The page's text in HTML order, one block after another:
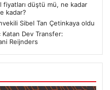
fiyatları düştü mü, ne kadar
kadar?
Sibel Tan Çetinkaya oldu
Katan Dev Transfer:
Reijnders